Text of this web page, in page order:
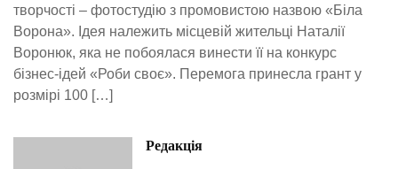
творчості – фотостудію з промовистою назвою «Біла
Ворона». Ідея належить місцевій жительці Наталії
Воронюк, яка не побоялася винести її на конкурс
бізнес-ідей «Роби своє». Перемога принесла грант у
розмірі 100 […]
Редакція